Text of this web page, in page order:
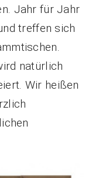
Jahr für Jahr
treffen sich
natürlich
Wir heißen